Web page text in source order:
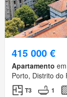
415 000 €
Apartamento
Porto, Distrito do
T3 1